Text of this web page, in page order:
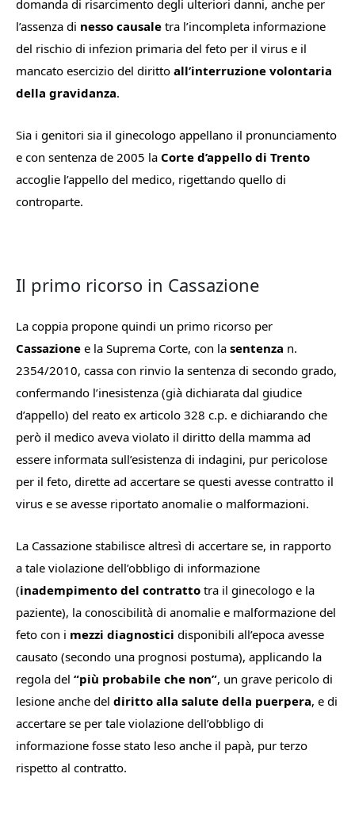
domanda di risarcimento degli ulteriori danni, anche per
l’assenza di nesso causale tra l’incompleta informazione
del rischio di infezion primaria del feto per il virus e il
mancato esercizio del diritto all’interruzione volontaria
della gravidanza.
Sia i genitori sia il ginecologo appellano il pronunciamento
e con sentenza de 2005 la Corte d’appello di Trento
accoglie l’appello del medico, rigettando quello di
controparte.
Il primo ricorso in Cassazione
La coppia propone quindi un primo ricorso per
Cassazione e la Suprema Corte, con la sentenza n.
2354/2010, cassa con rinvio la sentenza di secondo grado,
confermando l’inesistenza (già dichiarata dal giudice
d’appello) del reato ex articolo 328 c.p. e dichiarando che
però il medico aveva violato il diritto della mamma ad
essere informata sull’esistenza di indagini, pur pericolose
per il feto, dirette ad accertare se questi avesse contratto il
virus e se avesse riportato anomalie o malformazioni.
La Cassazione stabilisce altresì di accertare se, in rapporto
a tale violazione dell’obbligo di informazione
(inadempimento del contratto tra il ginecologo e la
paziente), la conoscibilità di anomalie e malformazione del
feto con i mezzi diagnostici disponibili all’epoca avesse
causato (secondo una prognosi postuma), applicando la
regola del “più probabile che non”, un grave pericolo di
lesione anche del diritto alla salute della puerpera, e di
accertare se per tale violazione dell’obbligo di
informazione fosse stato leso anche il papà, pur terzo
rispetto al contratto.